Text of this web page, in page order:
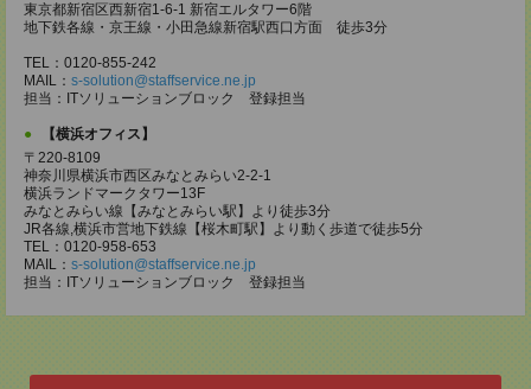
東京都新宿区西新宿1-6-1 新宿エルタワー6階
地下鉄各線・京王線・小田急線新宿駅西口方面 徒歩3分
TEL：0120-855-242
MAIL： s-solution@staffservice.ne.jp
担当：ITソリューションブロック 登録担当
【横浜オフィス】
〒220-8109
神奈川県横浜市西区みなとみらい2-2-1
横浜ランドマークタワー13F
みなとみらい線【みなとみらい駅】より徒歩3分
JR各線,横浜市営地下鉄線【桜木町駅】より動く歩道で徒歩5分
TEL：0120-958-653
MAIL： s-solution@staffservice.ne.jp
担当：ITソリューションブロック 登録担当